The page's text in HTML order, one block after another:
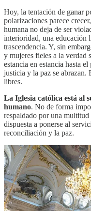
Hoy, la tentación de ganar
polarizaciones parece
humana no deja de ser
interioridad, una educación
trascendencia. Y, sin
y mujeres fieles a la verdad
estancia en estancia hasta
justicia y la paz se abrazan.
libres.
La Iglesia católica está al
humano. No de forma
respaldado por una
dispuesta a ponerse al
reconciliación y la paz.